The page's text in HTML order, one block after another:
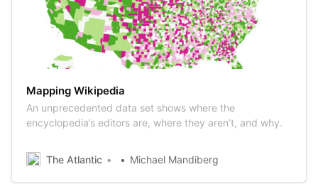
Mapping Wikipedia
An unprecedented data set shows where the
encyclopedia’s editors are, where they aren’t, and why.
The Atlantic Michael Mandiberg